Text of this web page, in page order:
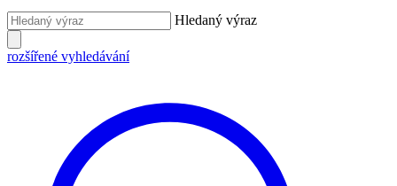
Hledaný výraz
rozšířené vyhledávání